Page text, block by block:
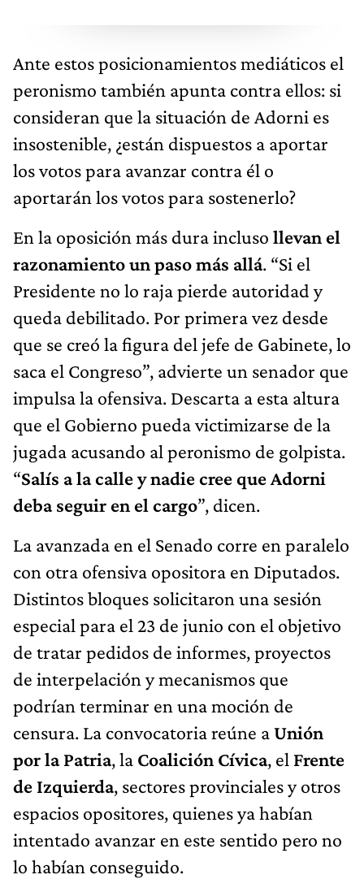
Ante estos posicionamientos mediáticos el
peronismo también apunta contra ellos: si
consideran que la situación de Adorni es
insostenible, ¿están dispuestos a aportar
los votos para avanzar contra él o
aportarán los votos para sostenerlo?
En la oposición más dura incluso llevan el
razonamiento un paso más allá. “Si el
Presidente no lo raja pierde autoridad y
queda debilitado. Por primera vez desde
que se creó la figura del jefe de Gabinete, lo
saca el Congreso”, advierte un senador que
impulsa la ofensiva. Descarta a esta altura
que el Gobierno pueda victimizarse de la
jugada acusando al peronismo de golpista.
“Salís a la calle y nadie cree que Adorni
deba seguir en el cargo”, dicen.
La avanzada en el Senado corre en paralelo
con otra ofensiva opositora en Diputados.
Distintos bloques solicitaron una sesión
especial para el 23 de junio con el objetivo
de tratar pedidos de informes, proyectos
de interpelación y mecanismos que
podrían terminar en una moción de
censura. La convocatoria reúne aUnión
por la Patria, la Coalición Cívica, el Frente
de Izquierda, sectores provinciales y otros
espacios opositores, quienes ya habían
intentado avanzar en este sentido pero no
lo habían conseguido.